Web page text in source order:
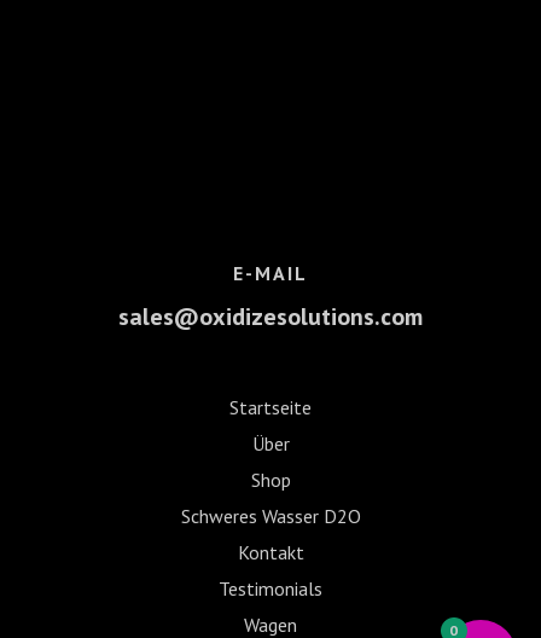
E-MAIL
sales@oxidizesolutions.com
Startseite
Über
Shop
Schweres Wasser D2O
Kontakt
Testimonials
Wagen
0